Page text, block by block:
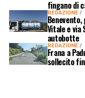
fingano di
REDAZIONE
Vitale e via
autobotte
REDAZIONE
Frana a
sollecito